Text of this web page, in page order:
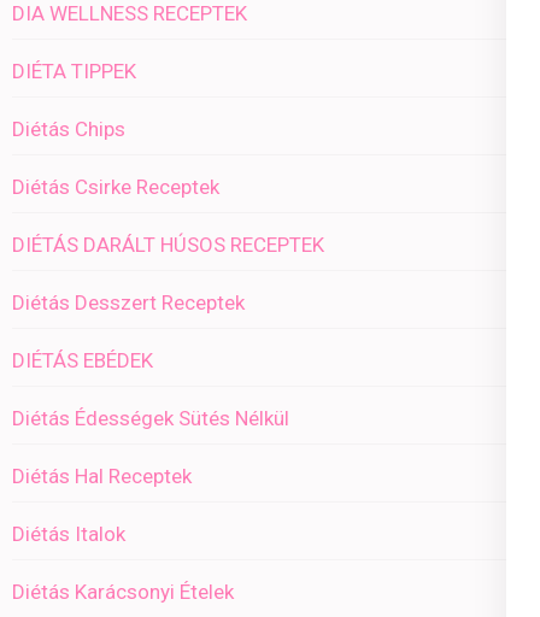
DIA WELLNESS RECEPTEK
DIÉTA TIPPEK
Diétás Chips
Diétás Csirke Receptek
DIÉTÁS DARÁLT HÚSOS RECEPTEK
Diétás Desszert Receptek
DIÉTÁS EBÉDEK
Diétás Édességek Sütés Nélkül
Diétás Hal Receptek
Diétás Italok
Diétás Karácsonyi Ételek